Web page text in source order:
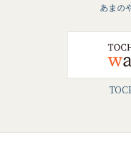
あまの